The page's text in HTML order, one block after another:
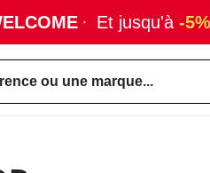
· Et jusqu'à -5%
ou une marque...